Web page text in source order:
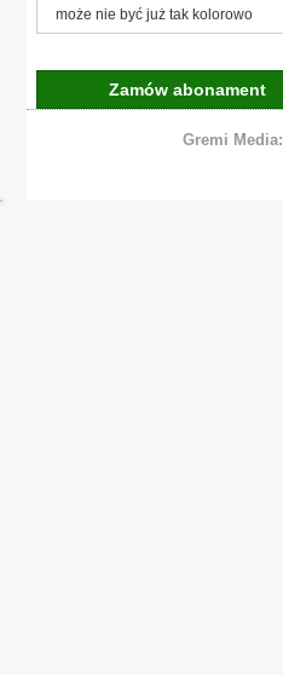
może nie być już tak kolorowo
Zamów abonament
Gremi Media: